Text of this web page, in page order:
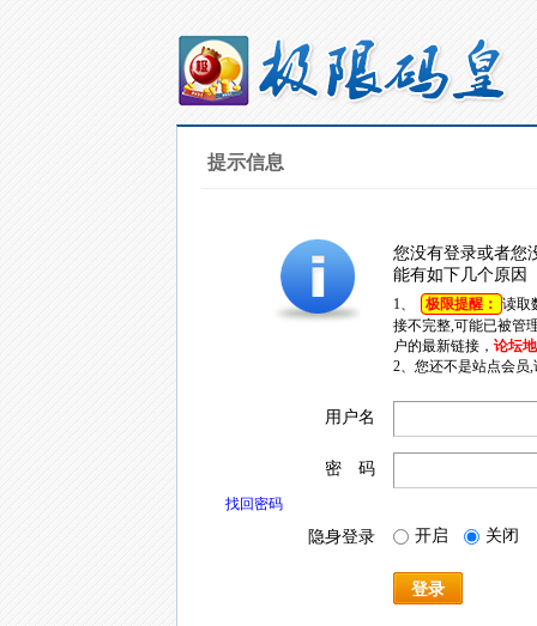
提示信息
您没有登录或者您
能有如下几个原因
1、 极限提醒： 读取
接不完整,可能已被管
户的最新链接， 论坛
2、您还不是站点会员
用户名
密 码
找回密码
隐身登录 开启 关闭
登录